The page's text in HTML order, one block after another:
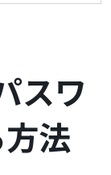
スワ
法